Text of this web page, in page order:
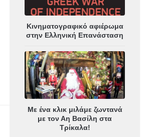
Κινηματογραφικό αφιέρωμα
στην Ελληνική Επανάσταση
Με ένα κλικ μιλάμε ζωντανά
με τον Αη Βασίλη στα
Τρίκαλα!